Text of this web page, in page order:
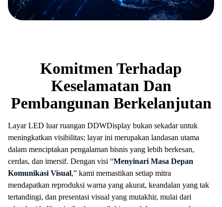
Komitmen Terhadap
Keselamatan Dan
Pembangunan Berkelanjutan
Layar LED luar ruangan DDWDisplay bukan sekadar untuk
meningkatkan visibilitas; layar ini merupakan landasan utama
dalam menciptakan pengalaman bisnis yang lebih berkesan,
cerdas, dan imersif. Dengan visi “Menyinari Masa Depan
Komunikasi Visual,” kami memastikan setiap mitra
mendapatkan reproduksi warna yang akurat, keandalan yang tak
tertandingi, dan presentasi visual yang mutakhir, mulai dari